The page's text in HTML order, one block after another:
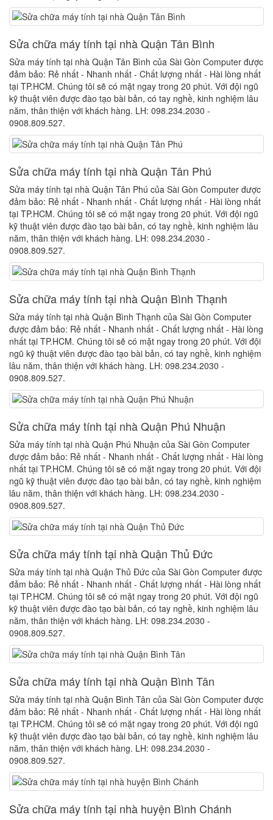
Sửa chữa máy tính tại nhà Quận Tân Bình
Sửa máy tính tại nhà Quận Tân Bình của Sài Gòn Computer được
đảm bảo: Rẻ nhất - Nhanh nhất - Chất lượng nhất - Hài lòng nhất
tại TP.HCM. Chúng tôi sẽ có mặt ngay trong 20 phút. Với đội ngũ
kỹ thuật viên được đào tạo bài bản, có tay nghề, kinh nghiệm lâu
năm, thân thiện với khách hàng. LH: 098.234.2030 -
0908.809.527.
Sửa chữa máy tính tại nhà Quận Tân Phú
Sửa máy tính tại nhà Quận Tân Phú của Sài Gòn Computer được
đảm bảo: Rẻ nhất - Nhanh nhất - Chất lượng nhất - Hài lòng nhất
tại TP.HCM. Chúng tôi sẽ có mặt ngay trong 20 phút. Với đội ngũ
kỹ thuật viên được đào tạo bài bản, có tay nghề, kinh nghiệm lâu
năm, thân thiện với khách hàng. LH: 098.234.2030 -
0908.809.527.
Sửa chữa máy tính tại nhà Quận Bình Thạnh
Sửa máy tính tại nhà Quận Bình Thạnh của Sài Gòn Computer
được đảm bảo: Rẻ nhất - Nhanh nhất - Chất lượng nhất - Hài lòng
nhất tại TP.HCM. Chúng tôi sẽ có mặt ngay trong 20 phút. Với đội
ngũ kỹ thuật viên được đào tạo bài bản, có tay nghề, kinh nghiệm
lâu năm, thân thiện với khách hàng. LH: 098.234.2030 -
0908.809.527.
Sửa chữa máy tính tại nhà Quận Phú Nhuận
Sửa máy tính tại nhà Quận Phú Nhuận của Sài Gòn Computer
được đảm bảo: Rẻ nhất - Nhanh nhất - Chất lượng nhất - Hài lòng
nhất tại TP.HCM. Chúng tôi sẽ có mặt ngay trong 20 phút. Với đội
ngũ kỹ thuật viên được đào tạo bài bản, có tay nghề, kinh nghiệm
lâu năm, thân thiện với khách hàng. LH: 098.234.2030 -
0908.809.527.
Sửa chữa máy tính tại nhà Quận Thủ Đức
Sửa máy tính tại nhà Quận Thủ Đức của Sài Gòn Computer được
đảm bảo: Rẻ nhất - Nhanh nhất - Chất lượng nhất - Hài lòng nhất
tại TP.HCM. Chúng tôi sẽ có mặt ngay trong 20 phút. Với đội ngũ
kỹ thuật viên được đào tạo bài bản, có tay nghề, kinh nghiệm lâu
năm, thân thiện với khách hàng. LH: 098.234.2030 -
0908.809.527.
Sửa chữa máy tính tại nhà Quận Bình Tân
Sửa máy tính tại nhà Quận Bình Tân của Sài Gòn Computer được
đảm bảo: Rẻ nhất - Nhanh nhất - Chất lượng nhất - Hài lòng nhất
tại TP.HCM. Chúng tôi sẽ có mặt ngay trong 20 phút. Với đội ngũ
kỹ thuật viên được đào tạo bài bản, có tay nghề, kinh nghiệm lâu
năm, thân thiện với khách hàng. LH: 098.234.2030 -
0908.809.527.
Sửa chữa máy tính tại nhà huyện Bình Chánh